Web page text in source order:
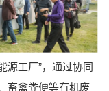
工厂”，通过协同
畜禽粪便等有机废